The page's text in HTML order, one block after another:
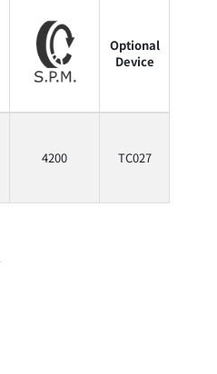
Optional
Device
4200 TC027